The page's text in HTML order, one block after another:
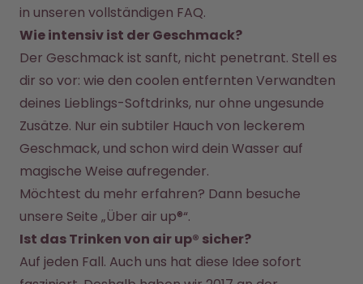
in unseren vollständigen FAQ.
Wie intensiv ist der Geschmack?
Der Geschmack ist sanft, nicht penetrant. Stell es
dir so vor: wie den coolen entfernten Verwandten
deines Lieblings-Softdrinks, nur ohne ungesunde
Zusätze. Nur ein subtiler Hauch von leckerem
Geschmack, und schon wird dein Wasser auf
magische Weise aufregender.
Möchtest du mehr erfahren? Dann besuche
unsere Seite „Über air up®“.
Ist das Trinken von air up® sicher?
Auf jeden Fall. Auch uns hat diese Idee sofort